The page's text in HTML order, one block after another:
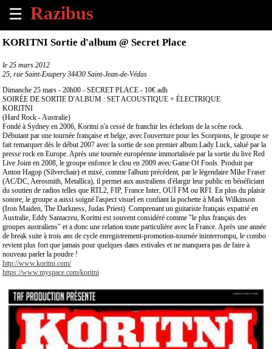
☰
×
Tous
les
évènements
à
venir
Annoncer
un
évènement
Contact
À
propos
KORITNI Sortie d'album @ Secret Place
le 25 mars 2012
25, rue Saint-Exupery 34430 Saint-Jean-de-Védas
Dimanche 25 mars - 20h00 - SECRET PLACE - 10€ adh
SOIRÉE DE SORTIE D'ALBUM : SET ACOUSTIQUE + ÉLECTRIQUE
KORITNI
(Hard Rock - Australie)
Fondé à Sydney en 2006, Koritni n'a cessé de franchir les échelons de la scène rock.
Débutant par une tournée française et belge, avec l'ouverture pour les Scorpions, le groupe se
fait remarquer dès le début 2007 avec la sortie de son premier album Lady Luck, salué par la
presse rock en Europe. Après une tournée européenne immortalisée par la sortie du live Red
Live Joint en 2008, le groupe enfonce le clou en 2009 avec Game Of Fools. Produit par
Anton Hagop (Silverchair) et mixé, comme l'album précédent, par le légendaire Mike Fraser
(AC/DC, Aerosmith, Metallica), il permet aux australiens d'élargir leur public en bénéficiant
du soutien de radios telles que RTL2, FIP, France Inter, OUÏ FM ou RFI. En plus du plaisir
sonore, le groupe a aussi soigné l'aspect visuel en confiant la pochette à Mark Wilkinson
(Iron Maiden, The Darkness, Judas Priest). Comprenant un guitariste français expatrié en
Australie, Eddy Santacreu, Koritni est souvent considéré comme "le plus français des
groupes australiens" et a donc une relation toute particulière avec la France. Après une année
de break suite à trois ans de cycle enregistrement-promotion-tournée ininterrompu, le combo
revient plus fort que jamais pour quelques dates estivales et ne manquera pas de faire à
nouveau parler la poudre !
http://www.koritni.com/
https://www.myspace.com/koritni